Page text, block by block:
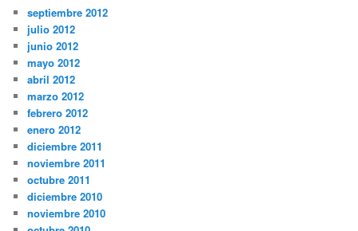
septiembre 2012
julio 2012
junio 2012
mayo 2012
abril 2012
marzo 2012
febrero 2012
enero 2012
diciembre 2011
noviembre 2011
octubre 2011
diciembre 2010
noviembre 2010